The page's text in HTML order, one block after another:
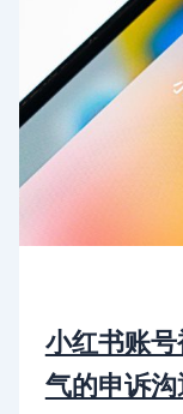
小红书账
气的申诉